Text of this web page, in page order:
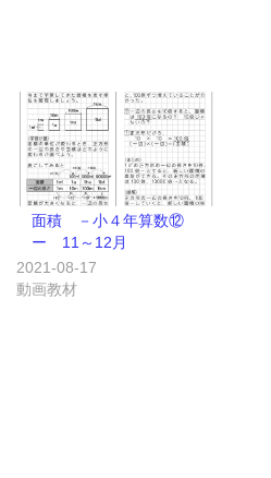
面積 －小４年算数⑫
ー 11～12月
2021-08-17
動画教材